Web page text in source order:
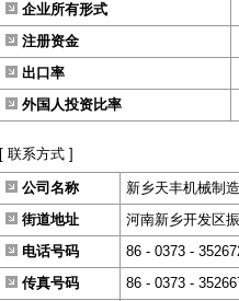
企业所有形式
注册资金
出口率
外国人投资比率
[ 联系方式 ]
公司名称
新乡天丰机械制
街道地址
河南新乡开发区
电话号码
86 - 0373 -
传真号码
86 - 0373 -